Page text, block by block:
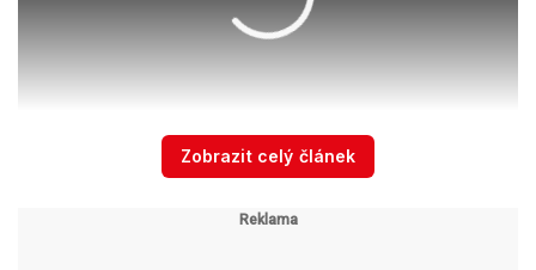
Ošklivou nehodu v Hoříně zachytila kamera: Kamion
Zobrazit celý článek